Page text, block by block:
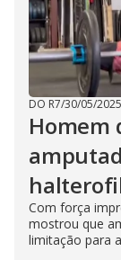
DO R7/30/05/2025
Homem
Com força
mostrou que
limitação para